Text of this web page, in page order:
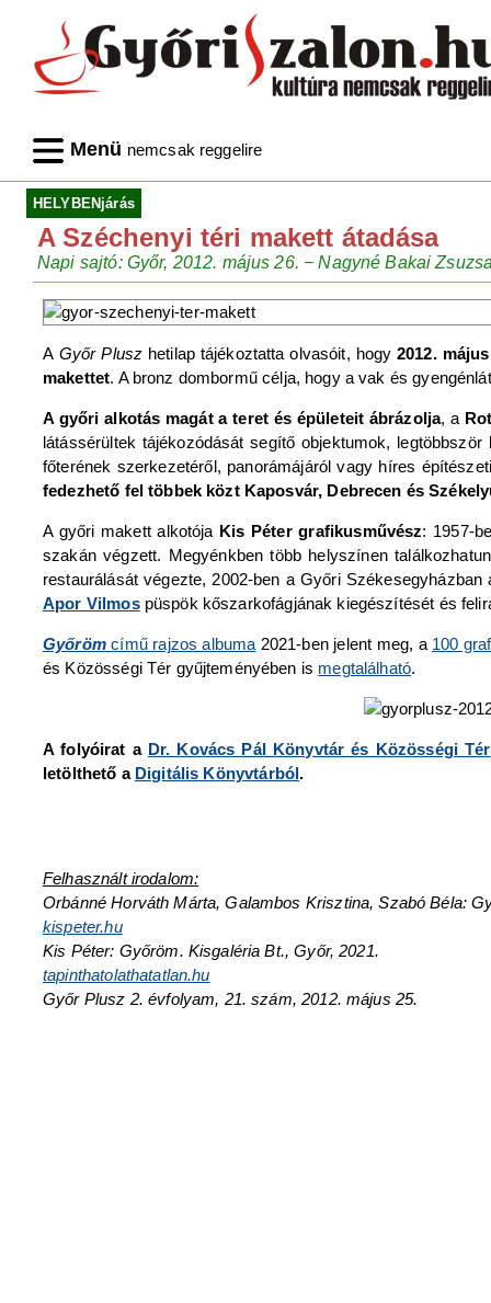
Menü nemcsak reggelire
HELYBENjárás
A Széchenyi téri makett átadása
Napi sajtó: Győr, 2012. május 26. − Nagyné Bakai
A Győr Plusz hetilap tájékoztatta olvasóit, hogy2012.
makettet. A bronz dombormű célja, hogy a vak és
A győri alkotás magát a teret és épületeit ábrázolja, a
látássérültek tájékozódását segítő objektumok,
főterének szerkezetéről, panorámájáról vagy híres
fedezhető fel többek közt Kaposvár, Debrecen és
A győri makett alkotója Kis Péter grafikusművész: 1957-
szakán végzett. Megyénkben több helyszínen
restaurálását végezte, 2002-ben a Győri
Apor Vilmospüspök kőszarkofágjának kiegészítését és
Győrömcímű rajzos albuma 2021-ben jelent meg, a 100
és Közösségi Tér gyűjteményében is megtalálható.
A folyóirat a Dr. Kovács Pál Könyvtár és Közösségi Tér
letölthető a Digitális Könyvtárból.
Felhasznált irodalom:
Orbánné Horváth Márta, Galambos Krisztina, Szabó Béla:
kispeter.hu
Kis Péter: Győröm. Kisgaléria Bt., Győr, 2021.
tapinthatolathatatlan.hu
Győr Plusz 2. évfolyam, 21. szám, 2012. május 25.